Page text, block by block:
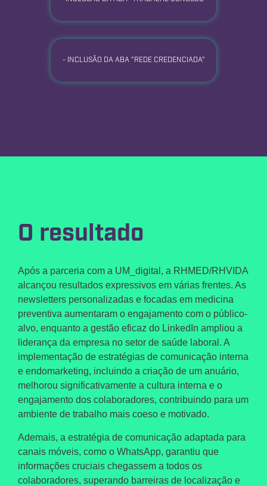
- INCLUSÃO DA ABA "REDE CREDENCIADA"
O resultado
Após a parceria com a UM_digital, a RHMED/RHVIDA
alcançou resultados expressivos em várias frentes. As
newsletters personalizadas e focadas em medicina
preventiva aumentaram o engajamento com o público-
alvo, enquanto a gestão eficaz do LinkedIn ampliou a
liderança da empresa no setor de saúde laboral. A
implementação de estratégias de comunicação interna
e endomarketing, incluindo a criação de um anuário,
melhorou significativamente a cultura interna e o
engajamento dos colaboradores, contribuindo para um
ambiente de trabalho mais coeso e motivado.
Ademais, a estratégia de comunicação adaptada para
canais móveis, como o WhatsApp, garantiu que
informações cruciais chegassem a todos os
colaboradores, superando barreiras de localização e